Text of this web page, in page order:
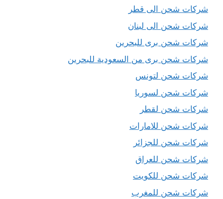
شركات شحن الى قطر
شركات شحن الى لبنان
شركات شحن برى للبحرين
شركات شحن برى من السعودية للبحرين
شركات شحن لتونس
شركات شحن لسوريا
شركات شحن لقطر
شركات شحن للامارات
شركات شحن للجزائر
شركات شحن للعراق
شركات شحن للكويت
شركات شحن للمغرب